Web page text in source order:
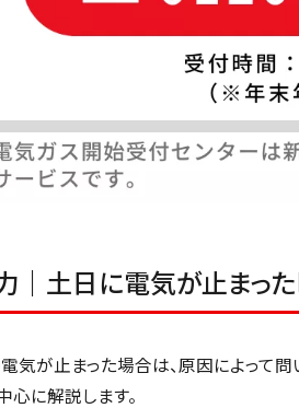
｜土日に電気が止まっ
気が止まった場合は、原因によって
心に解説します。